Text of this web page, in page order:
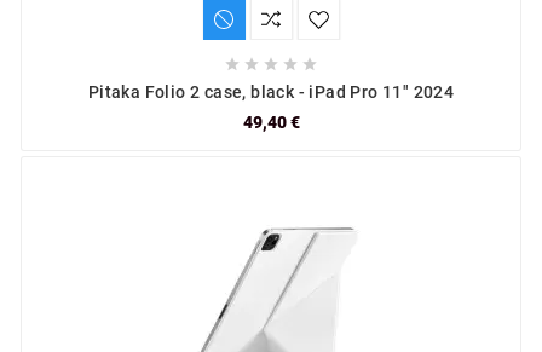
    
Pitaka Folio 2 case, black - iPad Pro 11" 2024
49,40 €